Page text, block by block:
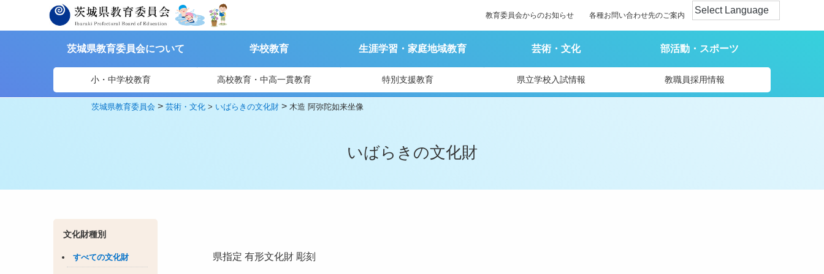
教育委員会からのお知らせ 各種お問い合わせ先のご案内
茨城県教育委員会について 学校教育 生涯学習・家庭地域教育 芸術・文化 部活動・スポーツ
小・中学校教育 高校教育・中高一貫教育 特別支援教育 県立学校入試情報 教職員採用情報
茨城県教育委員会 >芸術・文化 > いばらきの文化財 > 木造 阿弥陀如来坐像
いばらきの文化財
文化財種別
すべての文化財 県指定 有形文化財 彫刻